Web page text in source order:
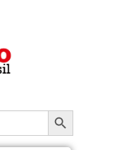
Botão de pesquisa